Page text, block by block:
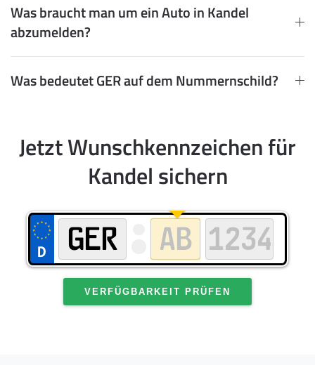
Was braucht man um ein Auto in Kandel
abzumelden?
Was bedeutet GER auf dem Nummernschild?
Jetzt Wunschkennzeichen für
Kandel sichern
VERFÜGBARKEIT PRÜFEN